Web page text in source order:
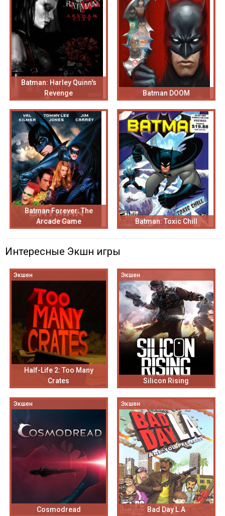
Batman: Harley Quinn's
Revenge
Batman DOOM
Batman Forever: The
Arcade Game
Batman: Toxic Chill
Интересные Экшн игры
Экшен
Half-Life 2: Too Many
Crates
Экшен
Silicon Rising
Экшен
Cosmodread
Экшен
Bad Day L.A